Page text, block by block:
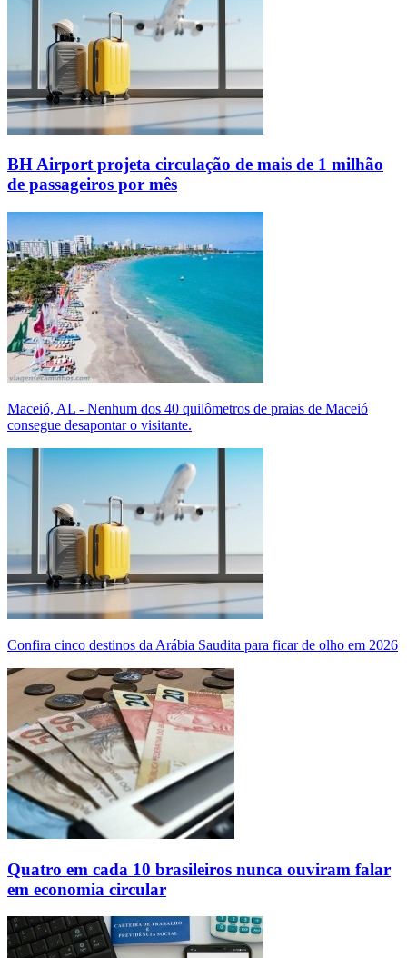
BH Airport projeta circulação de mais de 1 milhão
de passageiros por mês
Maceió, AL - Nenhum dos 40 quilômetros de praias de Maceió
consegue desapontar o visitante.
Confira cinco destinos da Arábia Saudita para ficar de olho em 2026
Quatro em cada 10 brasileiros nunca ouviram falar
em economia circular